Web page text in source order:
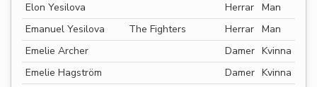
Elon Yesilova
Herrar Man
Emanuel Yesilova
The Fighters Herrar Man
Emelie Archer
Damer Kvinna
Emelie Hagström
Damer Kvinna